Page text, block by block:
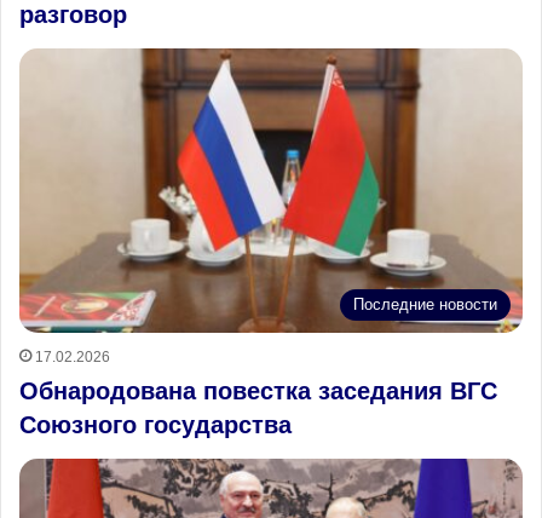
разговор
Последние новости
17.02.2026
Обнародована повестка заседания ВГС
Союзного государства